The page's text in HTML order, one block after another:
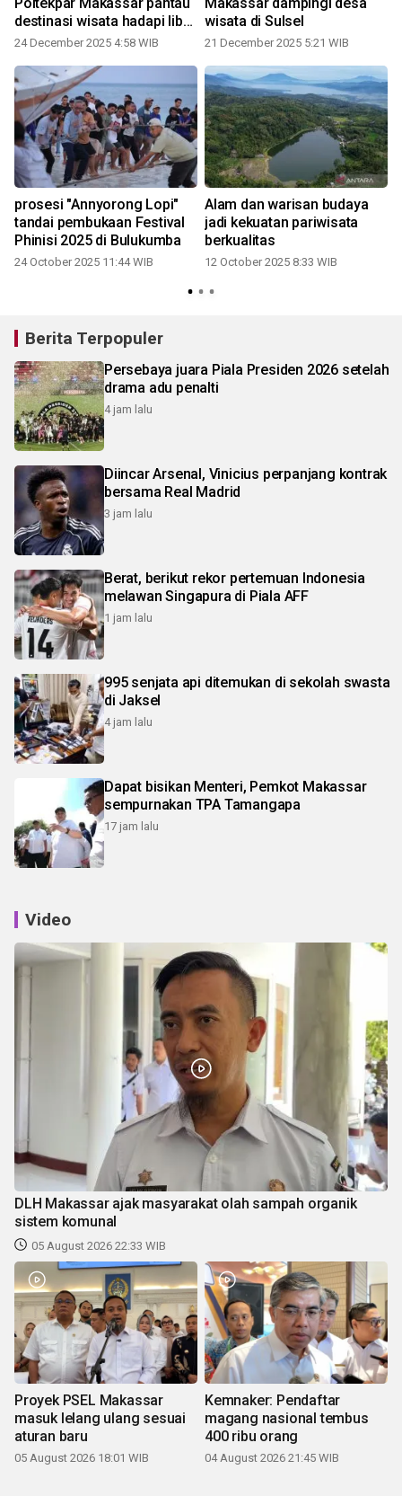
destinasi wisata hadapi libur
Nataru
24 December 2025 4:58 WIB
wisata di Sulsel
21 December 2025 5:21 WIB
prosesi "Annyorong Lopi"
tandai pembukaan Festival
Phinisi 2025 di Bulukumba
24 October 2025 11:44 WIB
Alam dan warisan budaya
jadi kekuatan pariwisata
berkualitas
12 October 2025 8:33 WIB
Berita Terpopuler
Persebaya juara Piala Presiden 2026 setelah
drama adu penalti
4 jam lalu
Diincar Arsenal, Vinicius perpanjang kontrak
bersama Real Madrid
3 jam lalu
Berat, berikut rekor pertemuan Indonesia
melawan Singapura di Piala AFF
1 jam lalu
995 senjata api ditemukan di sekolah swasta
di Jaksel
4 jam lalu
Dapat bisikan Menteri, Pemkot Makassar
sempurnakan TPA Tamangapa
17 jam lalu
Video
DLH Makassar ajak masyarakat olah sampah organik
sistem komunal
05 August 2026 22:33 WIB
Proyek PSEL Makassar
masuk lelang ulang sesuai
aturan baru
05 August 2026 18:01 WIB
Kemnaker: Pendaftar
magang nasional tembus
400 ribu orang
04 August 2026 21:45 WIB